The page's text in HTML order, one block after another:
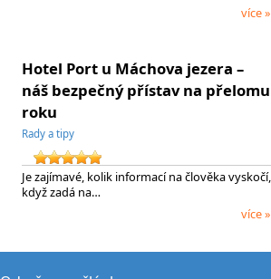
více »
Hotel Port u Máchova jezera –
náš bezpečný přístav na přelomu
roku
Rady a tipy
Je zajímavé, kolik informací na člověka vyskočí,
když zadá na…
více »